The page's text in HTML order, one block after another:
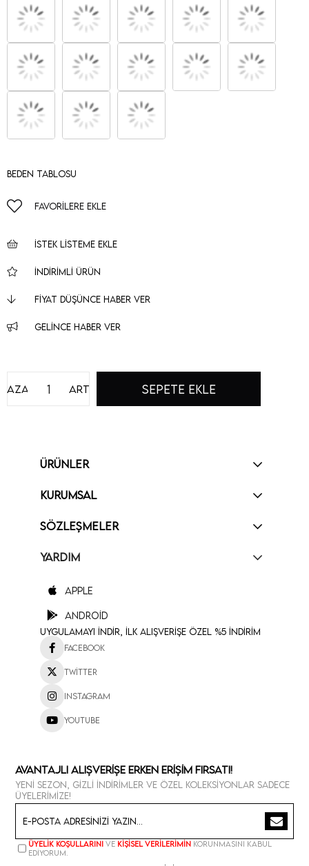
Beden Tablosu
FAVORILERE EKLE
İSTEK LISTEME EKLE
İNDIRIMLI ÜRÜN
FIYAT DÜŞÜNCE HABER VER
GELINCE HABER VER
Artır
Azalt
ÜRÜNLER
KURUMSAL
SÖZLEŞMELER
YARDIM
Apple
Android
Uygulamayı İndir, İlk Alışverişe Özel %5 İndirim
Facebook
Twitter
Instagram
Youtube
Avantajlı Alışverişe Erken Erişim Fırsatı!
Yeni sezon, gizli indirimler ve özel koleksiyonlar sadece
üyelerimize!
Üyelik koşullarını ve kişisel verilerimin korunmasını kabul
ediyorum.